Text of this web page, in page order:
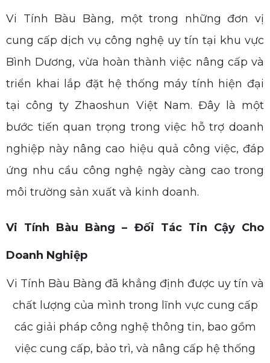
Vi Tính Bàu Bàng, một trong những đơn vị
cung cấp dịch vụ công nghệ uy tín tại khu vực
Bình Dương, vừa hoàn thành việc nâng cấp và
triển khai lắp đặt hệ thống máy tính hiện đại
tại công ty Zhaoshun Việt Nam. Đây là một
bước tiến quan trọng trong việc hỗ trợ doanh
nghiệp này nâng cao hiệu quả công việc, đáp
ứng nhu cầu công nghệ ngày càng cao trong
môi trường sản xuất và kinh doanh.
Vi Tính Bàu Bàng – Đối Tác Tin Cậy Cho
Doanh Nghiệp
Vi Tính Bàu Bàng đã khẳng định được uy tín và
chất lượng của mình trong lĩnh vực cung cấp
các giải pháp công nghệ thông tin, bao gồm
việc cung cấp, bảo trì, và nâng cấp hệ thống